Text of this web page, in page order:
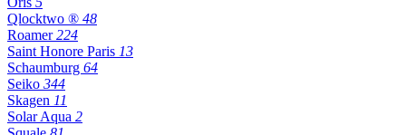
Qlocktwo ® 48
Roamer224
Saint Honore Paris 13
Schaumburg 64
Seiko 344
Skagen 11
Solar Aqua 2